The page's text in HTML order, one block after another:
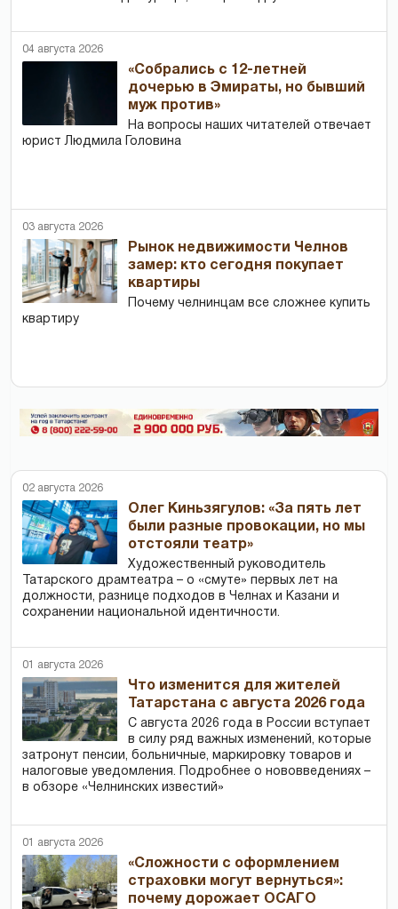
04 августа 2026
«Собрались с 12-летней
дочерью в Эмираты, но бывший
муж против»
На вопросы наших читателей отвечает
юрист Людмила Головина
03 августа 2026
Рынок недвижимости Челнов
замер: кто сегодня покупает
квартиры
Почему челнинцам все сложнее купить
квартиру
02 августа 2026
Олег Киньзягулов: «За пять лет
были разные провокации, но мы
отстояли театр»
Художественный руководитель
Татарского драмтеатра – о «смуте» первых лет на
должности, разнице подходов в Челнах и Казани и
сохранении национальной идентичности.
01 августа 2026
Что изменится для жителей
Татарстана с августа 2026 года
С августа 2026 года в России вступает
в силу ряд важных изменений, которые
затронут пенсии, больничные, маркировку товаров и
налоговые уведомления. Подробнее о нововведениях –
в обзоре «Челнинских известий»
01 августа 2026
«Сложности с оформлением
страховки могут вернуться»:
почему дорожает ОСАГО